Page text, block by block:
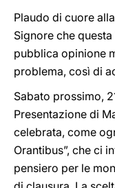
Plaudo di cuore
Signore che
pubblica opinione
problema, così di
Sabato prossimo,
Presentazione di
celebrata, come
Orantibus”, che ci
pensiero per le